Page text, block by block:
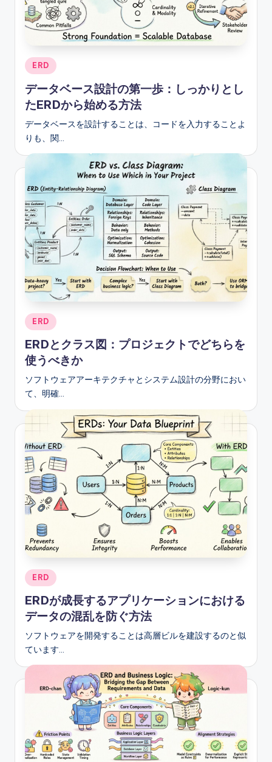
e
e
-
A
I,
S
o
t
w
a
r
e
&
D
g
it
a
l
n
si
g
h
s
Posted
in
ERD
データベース設計の第一歩：しっかりとし
たERDから始める方法
データベースを設計することは、コードを入力することよ
りも、関…
Posted
in
ERD
ERDとクラス図：プロジェクトでどちらを
使うべきか
ソフトウェアアーキテクチャとシステム設計の分野におい
て、明確…
Posted
in
ERD
ERDが成長するアプリケーションにおける
データの混乱を防ぐ方法
ソフトウェアを開発することは高層ビルを建設するのと似
ています…